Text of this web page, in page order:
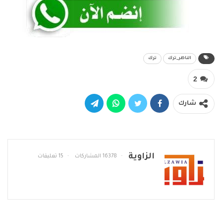
الناظر_ترك ترك
2
شارك
الزاوية 16378 المشاركات 15 تعليقات